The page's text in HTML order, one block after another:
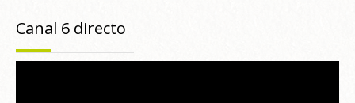
Programas emitidos
Canal 6 directo